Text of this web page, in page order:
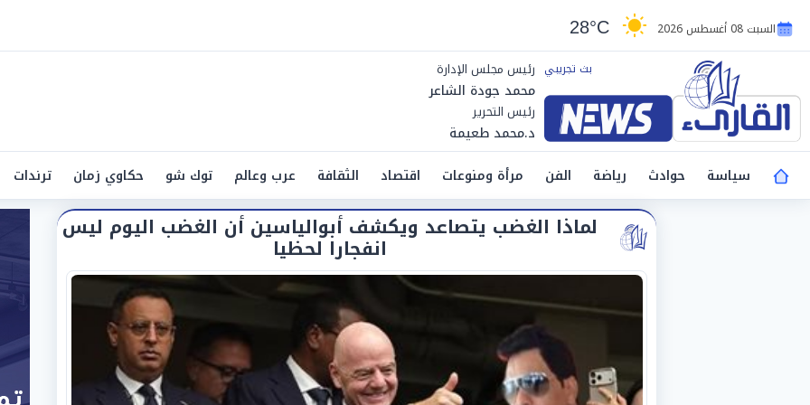
السبت 08 أغسطس 2026 28°C
رئيس مجلس الإدارة
محمد جودة الشاعر
رئيس التحرير
د.محمد طعيمة
سياسة
حوادث رياضة الفن مرأة ومنوعات اقتصاد الثقافة عرب وعالم توك شو حكاوي زمان ترندات
لماذا الغضب يتصاعد ويكشف أبوالياسين أن الغضب اليوم ليس
انفجارا لحظيا